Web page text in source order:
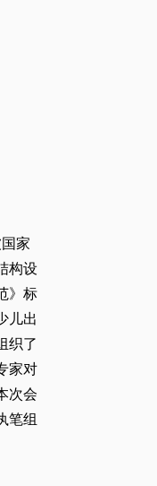
家
构设
》标
儿出
织了
家对
次会
笔组